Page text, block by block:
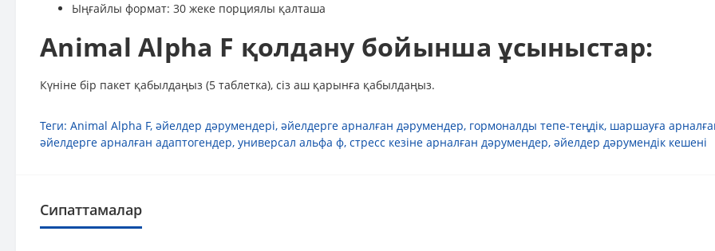
Ыңғайлы формат: 30 жеке порциялы қалташа
Animal Alpha F қолдану бойынша ұсыныстар:
Күніне бір пакет қабылдаңыз (5 таблетка), сіз аш қарынға қабылдаңыз.
Теги: Animal Alpha F, әйелдер дәрумендері, әйелдерге арналған дәрумендер, гормоналды тепе-теңдік, шаршауға
әйелдерге арналған адаптогендер, универсал альфа ф, стресс кезіне арналған дәрумендер, әйелдер дәрумендік кешені
Сипаттамалар